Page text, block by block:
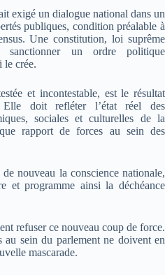
exigé un dialogue national dans un
publiques, condition préalable à
Une constitution, loi suprême
un ordre politique
le crée.
et incontestable, est le résultat
Elle doit refléter l’état réel des
sociales et culturelles de la
rapport de forces au sein des
nouveau la conscience nationale,
et programme ainsi la déchéance
refuser ce nouveau coup de force.
au sein du parlement ne doivent en
mascarade.